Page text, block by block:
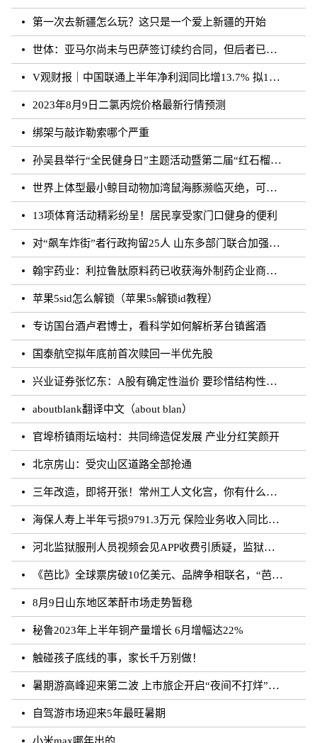
第一次去新疆怎么玩？这只是一个爱上新疆的开始
世体：亚马尔尚未与巴萨签订续约合同，但后者已得到门德斯承诺
V观财报｜中国联通上半年净利润同比增13.7% 拟10派0.796元
2023年8月9日二氯丙烷价格最新行情预测
绑架与敲诈勒索哪个严重
孙吴县举行“全民健身日”主题活动暨第二届“红石榴杯”羽毛球比赛
世界上体型最小鲸目动物加湾鼠海豚濒临灭绝，可能仅剩10至13头
13项体育活动精彩纷呈！居民享受家门口健身的便利
对“飙车炸街”者行政拘留25人 山东多部门联合加强噪声污染防治工作
翰宇药业：利拉鲁肽原料药已收获海外制药企业商业批订单
苹果5sid怎么解锁（苹果5s解锁id教程）
专访国台酒卢君博士，看科学如何解析茅台镇酱酒
国泰航空拟年底前首次赎回一半优先股
兴业证券张忆东：A股有确定性溢价 要珍惜结构性行情
aboutblank翻译中文（about blan）
官埠桥镇雨坛垴村：共同缔造促发展 产业分红笑颜开
北京房山：受灾山区道路全部抢通
三年改造，即将开张！常州工人文化宫，你有什么话说？
海保人寿上半年亏损9791.3万元 保险业务收入同比增长约50.73%
河北监狱服刑人员视频会见APP收费引质疑，监狱：开发公司收取
《芭比》全球票房破10亿美元、品牌争相联名，“芭比”IP第二春来临？
8月9日山东地区苯酐市场走势暂稳
秘鲁2023年上半年铜产量增长 6月增幅达22%
触碰孩子底线的事，家长千万别做！
暑期游高峰迎来第二波 上市旅企开启“夜间不打烊”模式
自驾游市场迎来5年最旺暑期
小米max哪年出的